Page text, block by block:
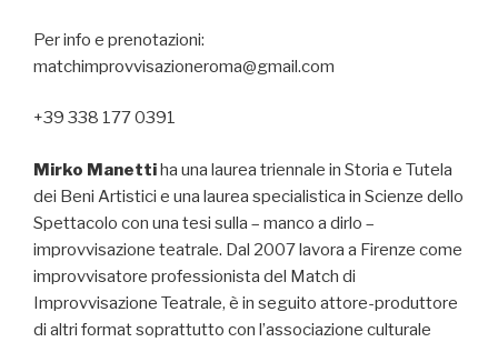
Per info e prenotazioni:
matchimprovvisazioneroma@gmail.com
+39 338 177 0391
Mirko Manettiha una laurea triennale in Storia e Tutela
dei Beni Artistici e una laurea specialistica in Scienze dello
Spettacolo con una tesi sulla – manco a dirlo –
improvvisazione teatrale. Dal 2007 lavora a Firenze come
improvvisatore professionista del Match di
Improvvisazione Teatrale, è in seguito attore-produttore
di altri format soprattutto con l’associazione culturale